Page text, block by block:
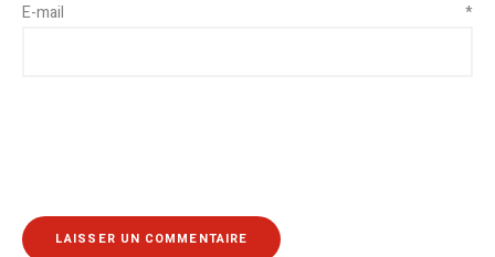
E-mail *